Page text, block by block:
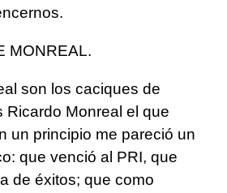
MONREAL.
son los caciques de
Ricardo Monreal el que
un principio me pareció un
que venció al PRI, que
de éxitos; que como